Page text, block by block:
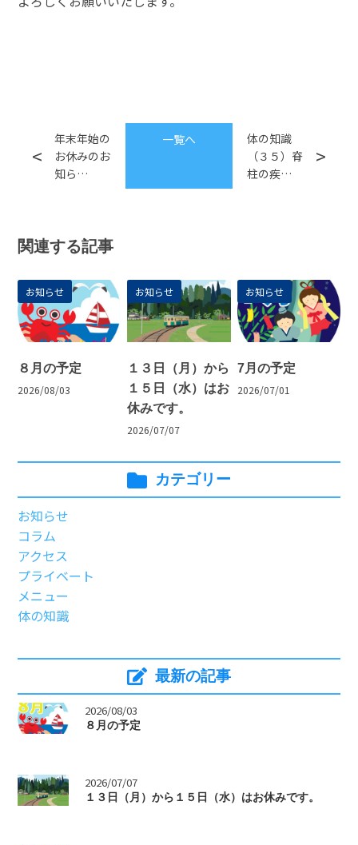
年末年始の
お休みのお
知ら…
一覧へ
体の知識
（３５）脊
柱の疾…
関連する記事
お知らせ
８月の予定
2026/08/03
お知らせ
１３日（月）から
１５日（水）はお
休みです。
2026/07/07
お知らせ
7月の予定
2026/07/01
カテゴリー
お知らせ
コラム
アクセス
プライベート
メニュー
体の知識
最新の記事
> 2026/08/03
８月の予定
> 2026/07/07
１３日（月）から１５日（水）はお休みです。